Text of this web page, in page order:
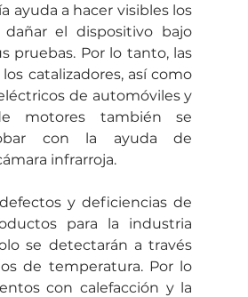
ayuda a hacer visibles los
el dispositivo bajo
pruebas. Por lo tanto, las
catalizadores, así como
de automóviles y
motores también se
con la ayuda de
infrarroja.
y deficiencias de
para la industria
se detectarán a través
de temperatura. Por lo
con calefacción y la